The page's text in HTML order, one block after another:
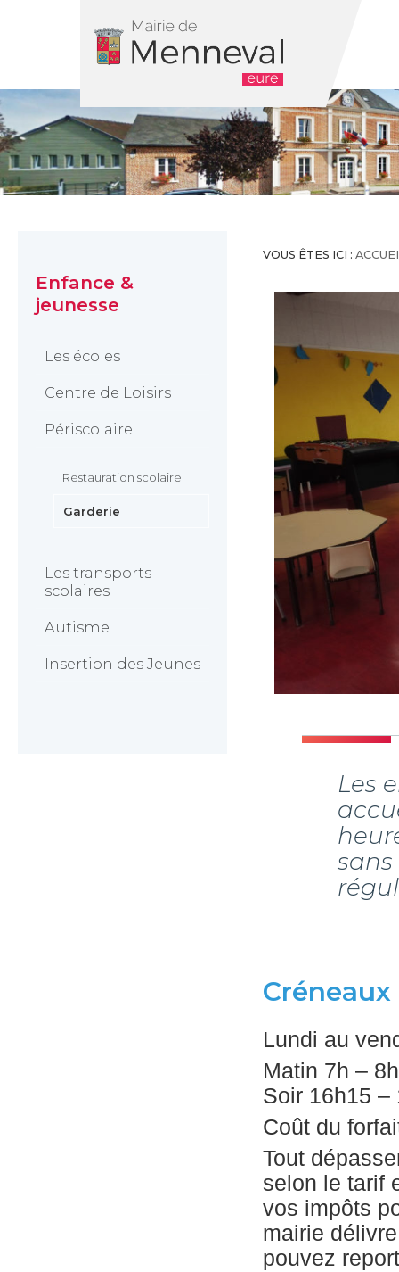
MENU
Enfance &
jeunesse
Les écoles
Centre de Loisirs
Périscolaire
Restauration scolaire
Garderie
Les transports
scolaires
Autisme
Insertion des Jeunes
VOUS ÊTES ICI :
Les
Lundi au
Matin 7h –
Soir 16h15 –
Coût du
Tout
selon le tarif
vos impôts
mairie
pouvez